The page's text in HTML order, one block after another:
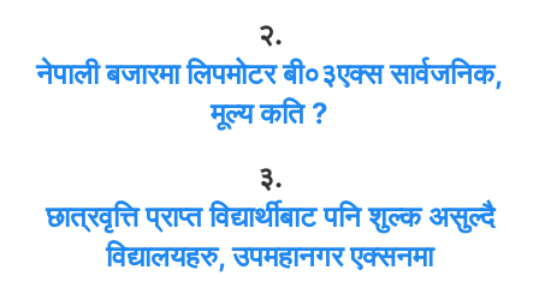
२.
नेपाली बजारमा लिपमोटर बी०३एक्स सार्वजनिक,
मूल्य कति ?
३.
छात्रवृत्ति प्राप्त विद्यार्थीबाट पनि शुल्क असुल्दै
विद्यालयहरु, उपमहानगर एक्सनमा